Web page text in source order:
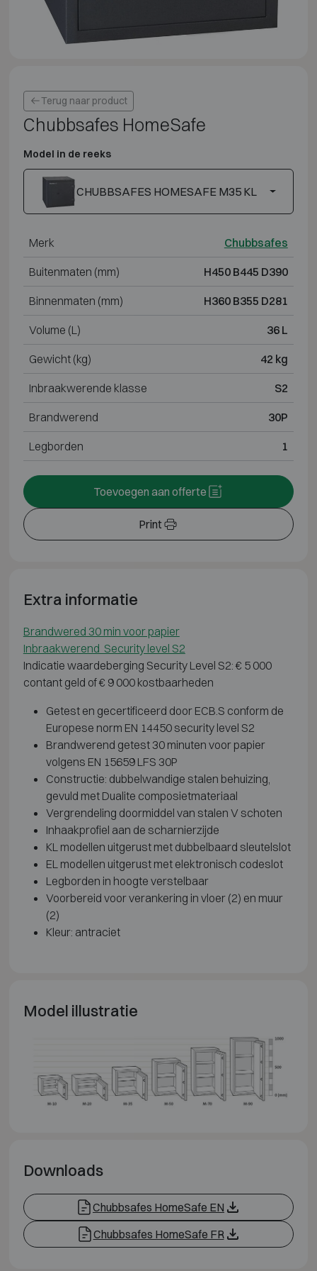
Terug naar product
Chubbsafes HomeSafe
Model in de reeks
CHUBBSAFES HOMESAFE M35 KL
Merk Chubbsafes
Buitenmaten (mm) H450 B445 D390
Binnenmaten (mm) H360 B355 D281
Volume (L) 36 L
Gewicht (kg) 42 kg
Inbraakwerende klasse S2
Brandwerend 30P
Legborden 1
Print
Toevoegen aan offerte
Extra informatie
Brandwered 30 min voor papier
Inbraakwerend Security level S2
Indicatie waardeberging Security Level S2: € 5 000
contant geld of € 9 000 kostbaarheden
Getest en gecertificeerd door ECB.S conform de
Europese norm EN 14450 security level S2
Brandwerend getest 30 minuten voor papier
volgens EN 15659 LFS 30P
Constructie: dubbelwandige stalen behuizing,
gevuld met Dualite composietmateriaal
Vergrendeling doormiddel van stalen V schoten
Inhaakprofiel aan de scharnierzijde
KL modellen uitgerust met dubbelbaard sleutelslot
EL modellen uitgerust met elektronisch codeslot
Legborden in hoogte verstelbaar
Voorbereid voor verankering in vloer (2) en muur
(2)
Kleur: antraciet
Model illustratie
Downloads
Chubbsafes HomeSafe EN
Chubbsafes HomeSafe FR